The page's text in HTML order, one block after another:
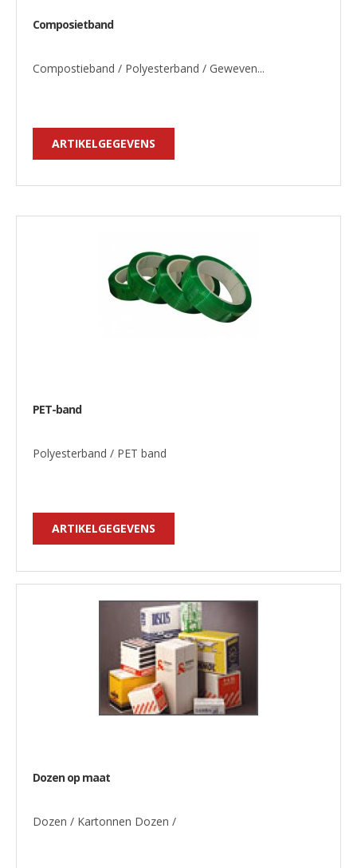
Composietband
Compostieband / Polyesterband / Geweven...
ARTIKELGEGEVENS
PET-band
Polyesterband / PET band
ARTIKELGEGEVENS
Dozen op maat
Dozen / Kartonnen Dozen /